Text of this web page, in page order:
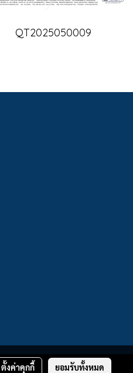
QT2025050009
ตั้งค่าคุกกี้ ยอมรับทั้งหมด